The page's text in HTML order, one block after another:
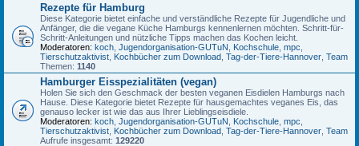
Rezepte für Hamburg
Diese Kategorie bietet einfache und verständliche Rezepte für Jugendliche und
Anfänger, die die vegane Küche Hamburgs kennenlernen möchten. Schritt-für-
Schritt-Anleitungen und nützliche Tipps machen das Kochen leicht.
Moderatoren: koch Jugendorganisation-GUTuN Kochschule mpc
Tierschutzaktivist Kochbücher zum Download Tag-der-Tiere-Hannover Team
Themen: 1140
Hamburger Eisspezialitäten (vegan)
Holen Sie sich den Geschmack der besten veganen Eisdielen Hamburgs nach
Hause. Diese Kategorie bietet Rezepte für hausgemachtes veganes Eis, das
genauso lecker ist wie das aus Ihrer Lieblingseisdiele.
Moderatoren: koch Jugendorganisation-GUTuN Kochschule mpc
Tierschutzaktivist Kochbücher zum Download Tag-der-Tiere-Hannover Team
Aufrufe insgesamt: 129220